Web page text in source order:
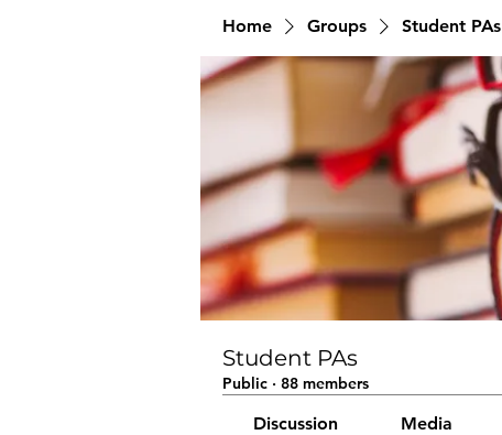
Home Groups Student PAs
Student PAs
Public · 88 members
Discussion Media